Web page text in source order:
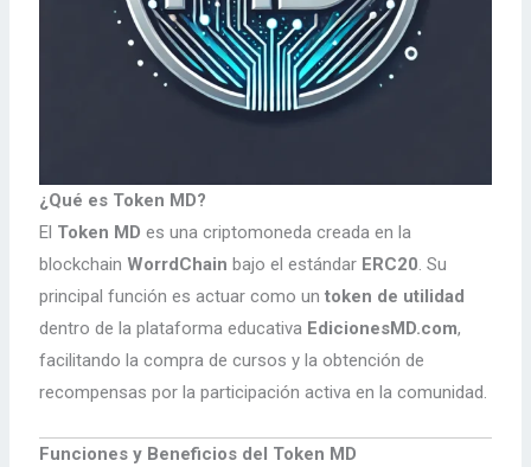
¿Qué es Token MD?
El Token MD es una criptomoneda creada en la
blockchainWorrdChain bajo el estándar ERC20. Su
principal función es actuar como untoken de utilidad
dentro de la plataforma educativa EdicionesMD.com,
facilitando la compra de cursos y la obtención de
recompensas por la participación activa en la comunidad.
Funciones y Beneficios del Token MD